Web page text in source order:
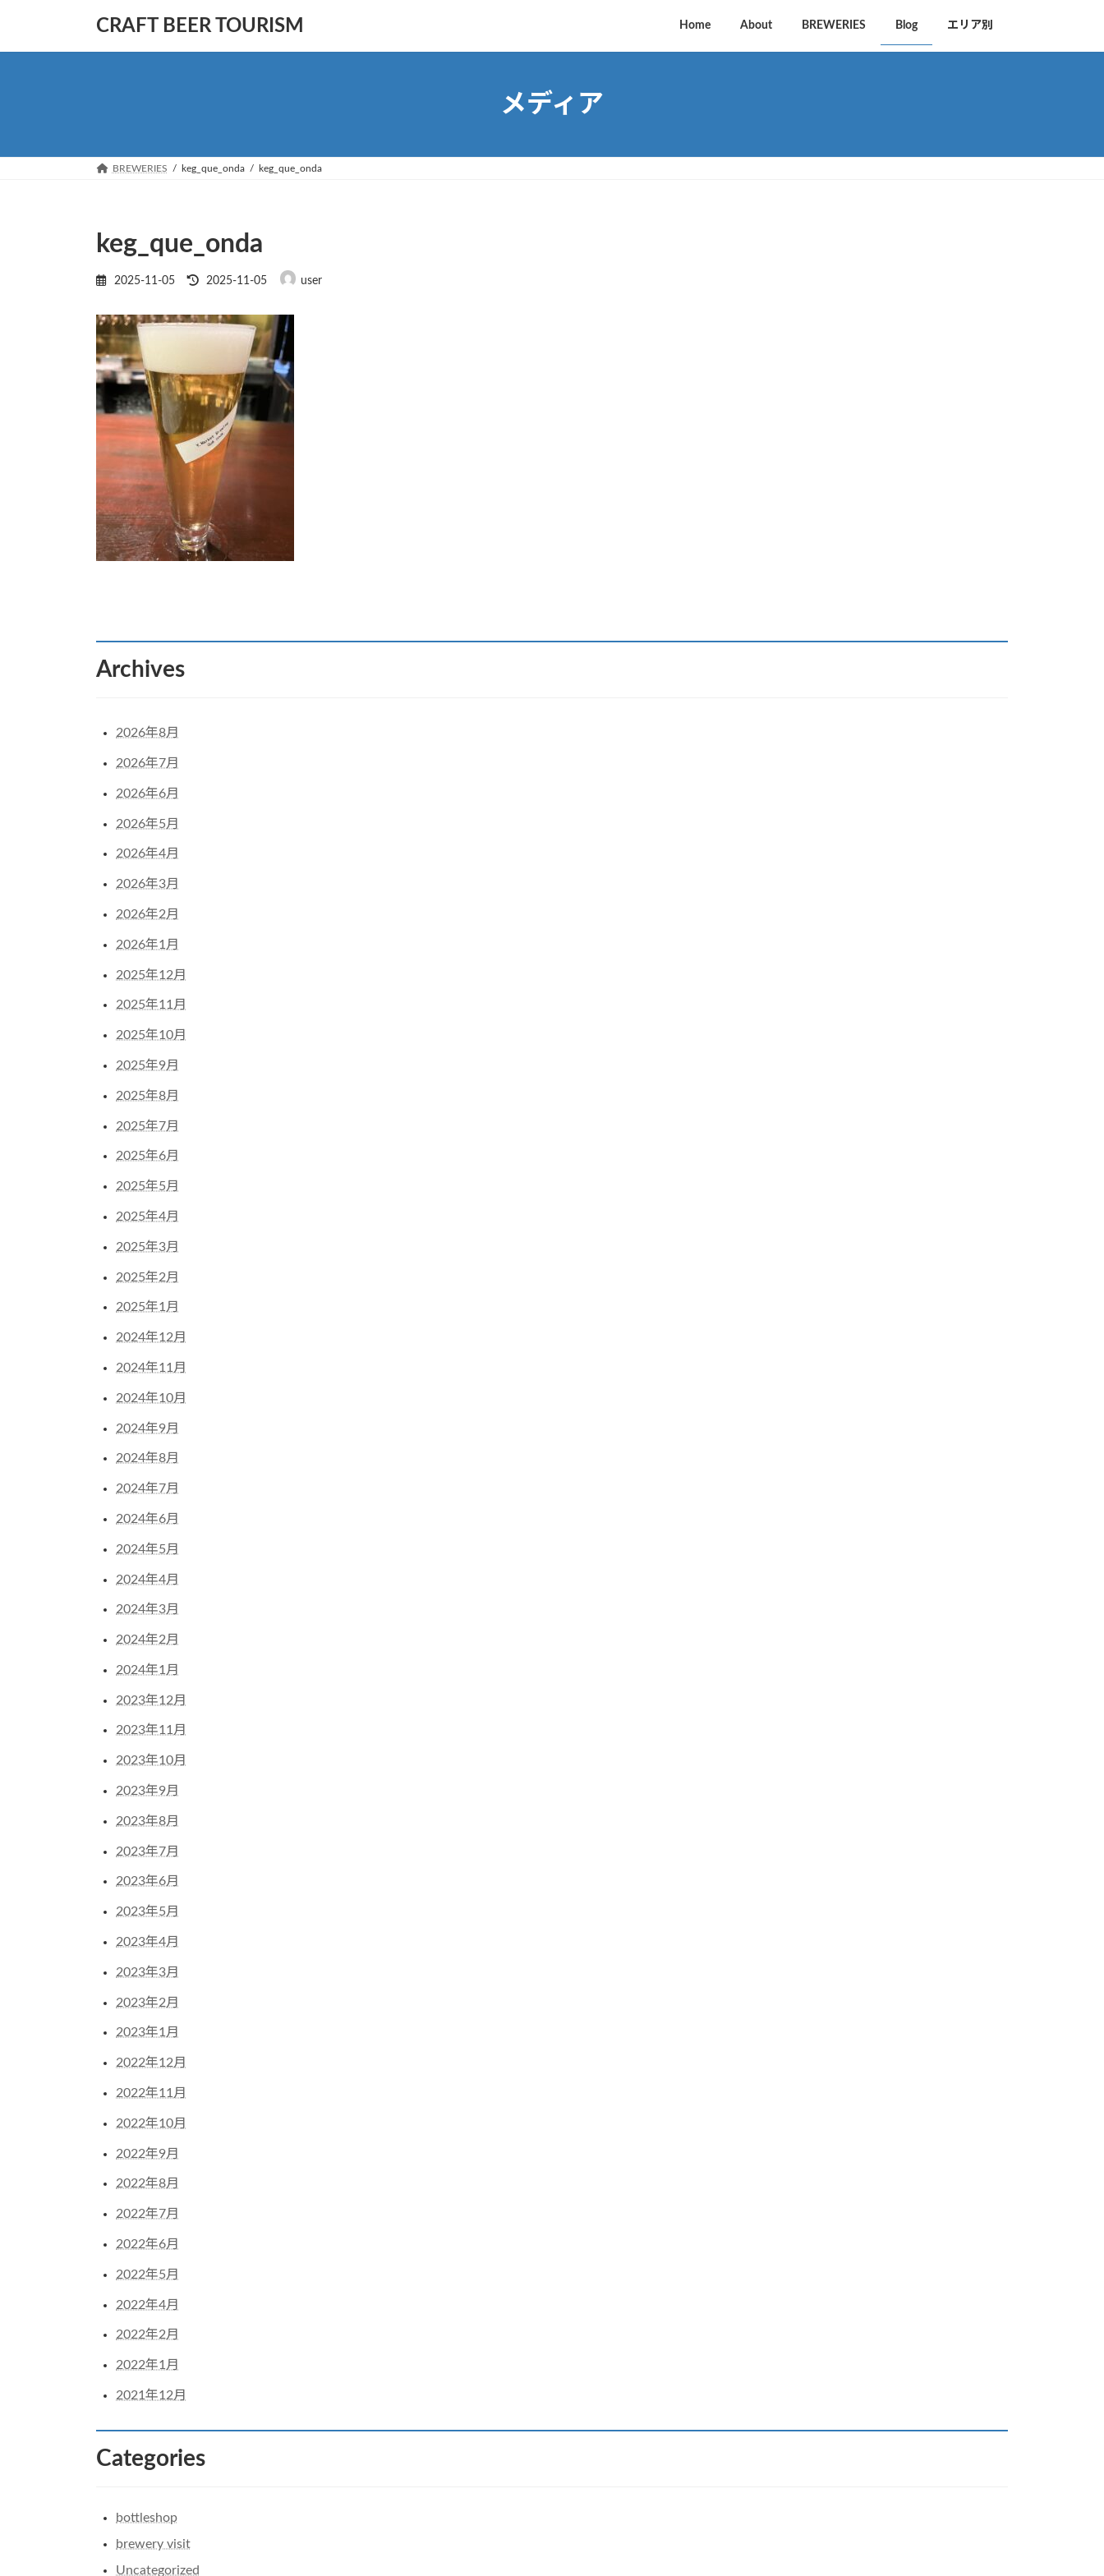
テ
ゲ
CRAFT BEER TOURISM Home About BREWERIES Blog エリア別
メディア
BREWERIES keg_que_onda keg_que_onda
keg_que_onda
2025-11-05
最
新
:
2025-11-05 user
Archives
2026年8月
2026年7月
2026年6月
2026年5月
2026年4月
2026年3月
2026年2月
2026年1月
2025年12月
2025年11月
2025年10月
2025年9月
2025年8月
2025年7月
2025年6月
2025年5月
2025年4月
2025年3月
2025年2月
2025年1月
2024年12月
2024年11月
2024年10月
2024年9月
2024年8月
2024年7月
2024年6月
2024年5月
2024年4月
2024年3月
2024年2月
2024年1月
2023年12月
2023年11月
2023年10月
2023年9月
2023年8月
2023年7月
2023年6月
2023年5月
2023年4月
2023年3月
2023年2月
2023年1月
2022年12月
2022年11月
2022年10月
2022年9月
2022年8月
2022年7月
2022年6月
2022年5月
2022年4月
2022年2月
2022年1月
2021年12月
Categories
bottleshop
brewery visit
Uncategorized